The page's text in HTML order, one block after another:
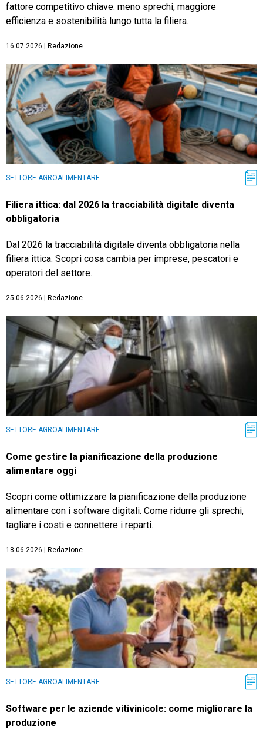
fattore competitivo chiave: meno sprechi, maggiore
efficienza e sostenibilità lungo tutta la filiera.
16.07.2026 Redazione
SETTORE AGROALIMENTARE
Filiera ittica: dal 2026 la tracciabilità digitale diventa
obbligatoria
Dal 2026 la tracciabilità digitale diventa obbligatoria nella
filiera ittica. Scopri cosa cambia per imprese, pescatori e
operatori del settore.
25.06.2026 Redazione
SETTORE AGROALIMENTARE
Come gestire la pianificazione della produzione
alimentare oggi
Scopri come ottimizzare la pianificazione della produzione
alimentare con i software digitali. Come ridurre gli sprechi,
tagliare i costi e connettere i reparti.
18.06.2026 Redazione
SETTORE AGROALIMENTARE
Software per le aziende vitivinicole: come migliorare la
produzione